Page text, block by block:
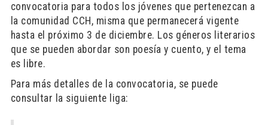
convocatoria para todos los jóvenes que pertenezcan a
la comunidad CCH, misma que permanecerá vigente
hasta el próximo 3 de diciembre. Los géneros literarios
que se pueden abordar son poesía y cuento, y el tema
es libre.
Para más detalles de la convocatoria, se puede
consultar la siguiente liga: